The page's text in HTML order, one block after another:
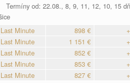
Termíny od: 22.08., 8, 9, 11, 12, 10, 15
Last Minute 898 €
Last Minute 1 151 €
Last Minute 852 €
Last Minute 853 €
Last Minute 827 €